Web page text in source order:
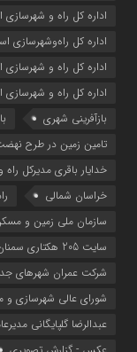
اداره كل راه و شهرسازي
اداره كل راه‌و‌شهرسازي
اداره کل راه و شهرسازی
اداره کل راه و شهرسازی
بازآفرینی شهری
تامین زمین در طرح
خدایار باقری مدیرکل
خراسان شمالی
سازمان ملی زمین و
سایت 205 هکتاری سمنان
شرکت عمران شهرهای
شوراي عالي شهرسازی و
عبدالرضا گلپایگانی